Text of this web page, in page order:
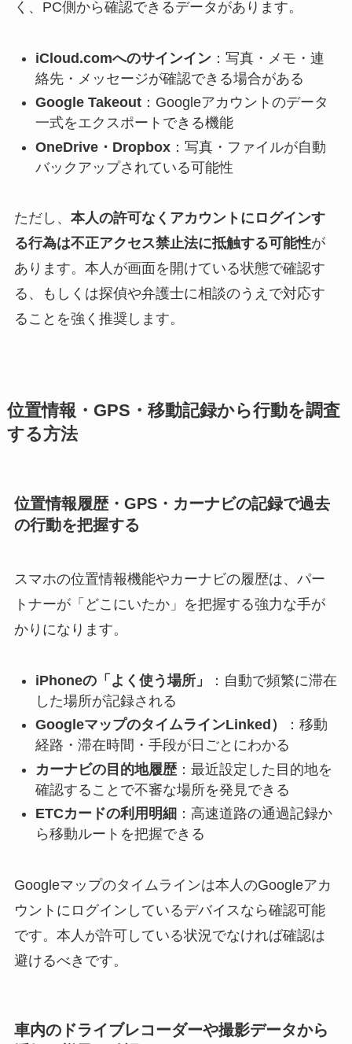
く、PC側から確認できるデータがあります。
iCloud.comへのサインイン：写真・メモ・連
絡先・メッセージが確認できる場合がある
Google Takeout：Googleアカウントのデータ
一式をエクスポートできる機能
OneDrive・Dropbox：写真・ファイルが自動
バックアップされている可能性
ただし、 本人の許可なくアカウントにログインす
る行為は不正アクセス禁止法に抵触する可能性が
あります。本人が画面を開けている状態で確認す
る、もしくは探偵や弁護士に相談のうえで対応す
ることを強く推奨します。
位置情報・GPS・移動記録から行動を調査
する方法
位置情報履歴・GPS・カーナビの記録で過去
の行動を把握する
スマホの位置情報機能やカーナビの履歴は、パー
トナーが「どこにいたか」を把握する強力な手が
かりになります。
iPhoneの「よく使う場所」
：自動で頻繁に滞在
した場所が記録される
GoogleマップのタイムラインLinked）
：移動
経路・滞在時間・手段が日ごとにわかる
カーナビの目的地履歴：最近設定した目的地を
確認することで不審な場所を発見できる
ETCカードの利用明細 ：高速道路の通過記録か
ら移動ルートを把握できる
Googleマップのタイムラインは本人のGoogleアカ
ウントにログインしているデバイスなら確認可能
です。本人が許可している状況でなければ確認は
避けるべきです。
車内のドライブレコーダーや撮影データから